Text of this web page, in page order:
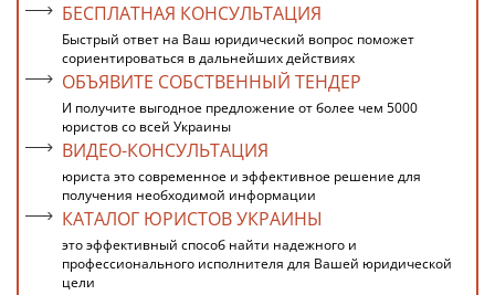
БЕСПЛАТНАЯ КОНСУЛЬТАЦИЯ
Быстрый ответ на Ваш юридический вопрос поможет
сориентироваться в дальнейших действиях
ОБЪЯВИТЕ СОБСТВЕННЫЙ ТЕНДЕР
И получите выгодное предложение от более чем 5000
юристов со всей Украины
ВИДЕО-КОНСУЛЬТАЦИЯ
юриста это современное и эффективное решение для
получения необходимой информации
КАТАЛОГ ЮРИСТОВ УКРАИНЫ
это эффективный способ найти надежного и
профессионального исполнителя для Вашей юридической
цели